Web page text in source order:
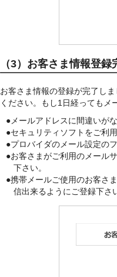
（3）お客さま情報登録
お客さま情報の登録が完了し
ください。もし1日経ってもメ
●メールアドレスに間違いが
●セキュリティソフトをご利
●プロバイダのメール設定の
●お客さまがご利用のメール
下さい。
●携帯メールご使用のお客さ
信出来るようにご登録下さ